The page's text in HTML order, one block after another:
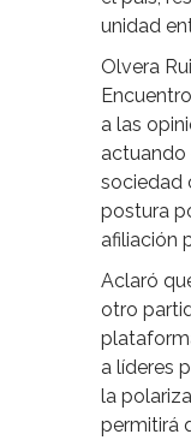
unidad
Olvera
a las
actuando
sociedad
postura
afiliación
Aclaró
otro
a líderes
la
permitirá